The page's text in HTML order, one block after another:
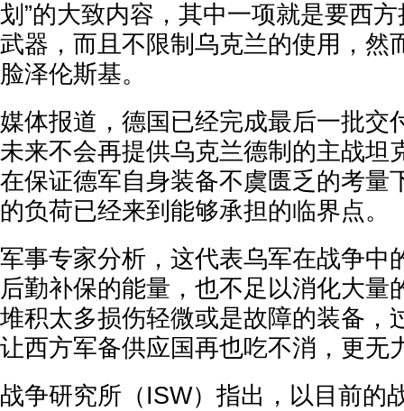
划”的大致内容，其中一项就是要西
武器，而且不限制乌克兰的使用，然
脸泽伦斯基。
媒体报道，德国已经完成最后一批交
未来不会再提供乌克兰德制的主战坦
在保证德军自身装备不虞匮乏的考量
的负荷已经来到能够承担的临界点。
军事专家分析，这代表乌军在战争中
后勤补保的能量，也不足以消化大量
堆积太多损伤轻微或是故障的装备，
让西方军备供应国再也吃不消，更无
战争研究所（ISW）指出，以目前的